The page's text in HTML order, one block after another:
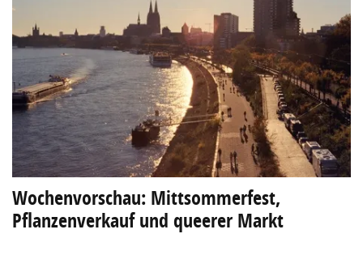
Wochenvorschau: Mittsommerfest,
Pflanzenverkauf und queerer Markt